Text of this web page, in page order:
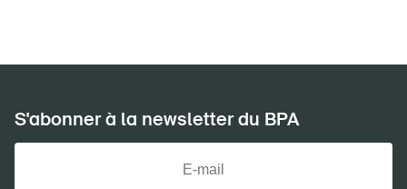
S'abonner à la newsletter du BPA